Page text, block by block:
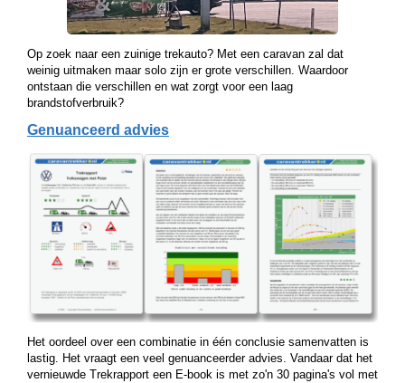
Op zoek naar een zuinige trekauto? Met een caravan zal dat
weinig uitmaken maar solo zijn er grote verschillen. Waardoor
ontstaan die verschillen en wat zorgt voor een laag
brandstofverbruik?
Genuanceerd advies
Het oordeel over een combinatie in één conclusie samenvatten is
lastig. Het vraagt een veel genuanceerder advies. Vandaar dat het
vernieuwde Trekrapport een E-book is met zo'n 30 pagina's vol met